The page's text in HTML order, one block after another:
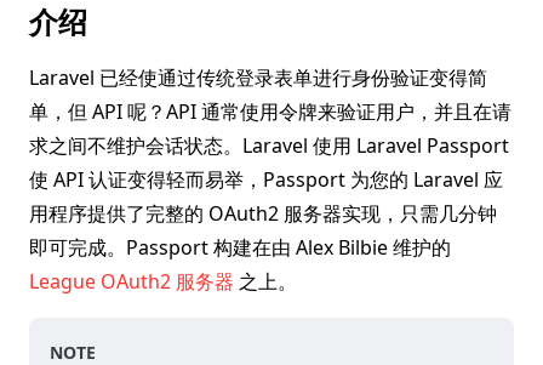
介绍
Laravel 已经使通过传统登录表单进行身份验证变得简
单，但 API 呢？API 通常使用令牌来验证用户，并且在请
求之间不维护会话状态。Laravel 使用 Laravel Passport
使 API 认证变得轻而易举，Passport 为您的 Laravel 应
用程序提供了完整的 OAuth2 服务器实现，只需几分钟
即可完成。Passport 构建在由 Alex Bilbie 维护的
League OAuth2 服务器 之上。
NOTE